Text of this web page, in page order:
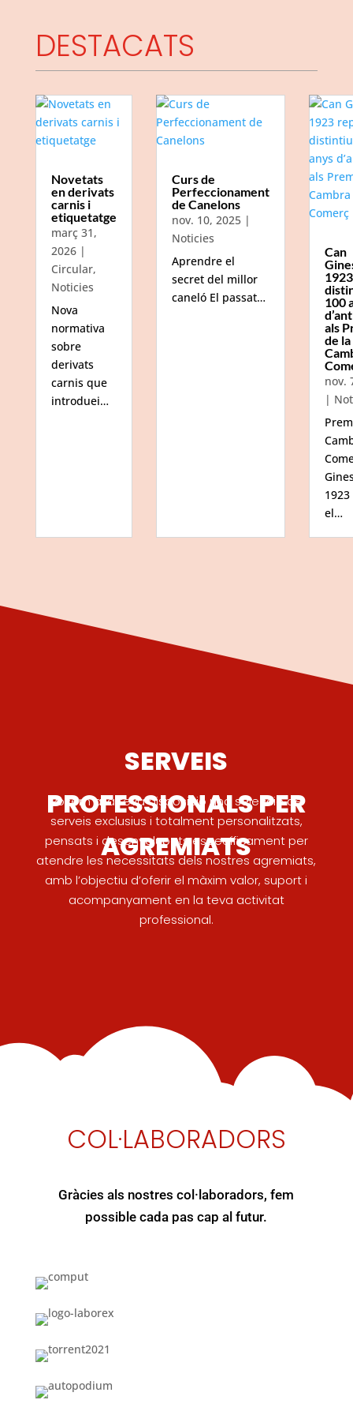
DESTACATS
Novetats
en derivats
carnis i
etiquetatge
març 31,
2026|
Circular,
Noticies
Nova
normativa
sobre
derivats
carnis que
introduei…
Curs de
Perfeccionament
de Canelons
nov. 10, 2025|
Noticies
Aprendre el
secret del millor
caneló El passat…
Can
100
als
de la
nov.
|
el…
SERVEIS
PROFESSIONALS PER
AGREMIATS
Posem a la teva disposició una selecció de
serveis exclusius i totalment personalitzats,
pensats i desenvolupats específicament per
atendre les necessitats dels nostres agremiats,
amb l’objectiu d’oferir el màxim valor, suport i
acompanyament en la teva activitat
professional.
COL·LABORADORS
Gràcies als nostres col·laboradors, fem
possible cada pas cap al futur.